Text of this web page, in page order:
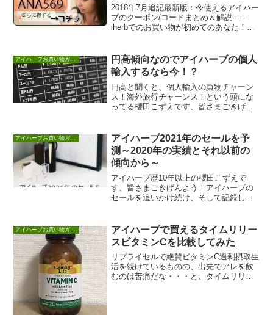
2018年7月追記最新版：今使えるアイハー
ブのクーポン/コードまとめ＆解説-----
iherbでのお買い物が初めてのあなた！合
アイハーブお買い物ガイド
円高傾向なのでアイハーブの個人
輸入するなら今！？
円高と聞くと、個人輸入の買物チャーン
ス！海外旅行チャーンス！という頭にな
ってる櫻田こずえです、皆さまごきげん
アイハーブお買い物ガイド
アイハーブ2021年のセールを予
測～2020年の実績とそれ以前の
傾向から～
アイハーブ歴10年以上の櫻田こずえで
す、皆さまごきげんよう！アイハーブの
セールを追いかけ続け、そして記録して
アイハーブで買えるタイムリリー
スビタミンCを比較してみた
リプライセルで絶賛ビタミンC過剰摂取生
活を続けているものの、出先でアレを飲
むのは苦痛だな・・・と、タイムリリー